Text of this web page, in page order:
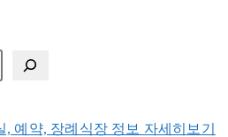
예약, 장례식장 정보 자세히보기